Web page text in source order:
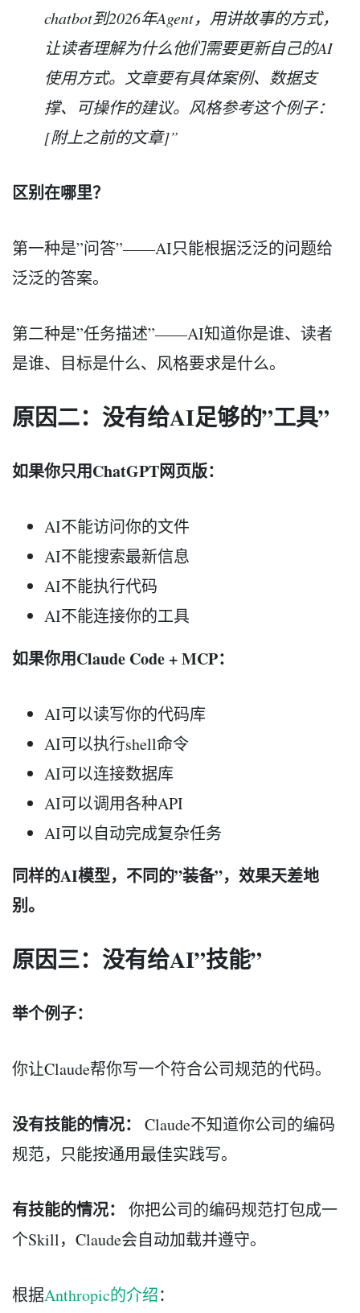
chatbot到2026年Agent，用讲故事的方式，
让读者理解为什么他们需要更新自己的AI
使用方式。文章要有具体案例、数据支
撑、可操作的建议。风格参考这个例子：
[附上之前的文章]”
区别在哪里？
第一种是”问答”——AI只能根据泛泛的问题给
泛泛的答案。
第二种是”任务描述”——AI知道你是谁、读者
是谁、目标是什么、风格要求是什么。
原因二：没有给AI足够的”工具”
如果你只用ChatGPT网页版：
AI不能访问你的文件
AI不能搜索最新信息
AI不能执行代码
AI不能连接你的工具
如果你用Claude Code + MCP：
AI可以读写你的代码库
AI可以执行shell命令
AI可以连接数据库
AI可以调用各种API
AI可以自动完成复杂任务
同样的AI模型，不同的”装备”，效果天差地
别。
原因三：没有给AI”技能”
举个例子：
你让Claude帮你写一个符合公司规范的代码。
没有技能的情况：
Claude不知道你公司的编码
规范，只能按通用最佳实践写。
有技能的情况：
你把公司的编码规范打包成一
个Skill，Claude会自动加载并遵守。
根据Anthropic的介绍：